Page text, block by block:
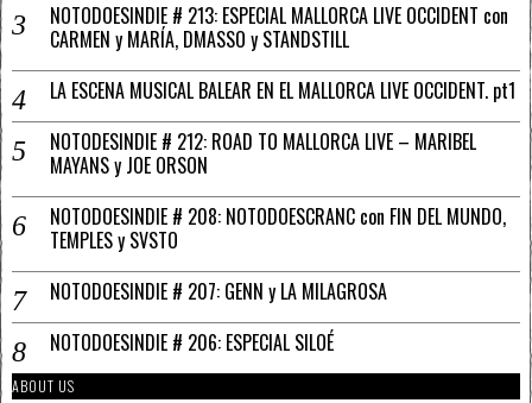
NOTODOESINDIE # 213: ESPECIAL MALLORCA LIVE OCCIDENT con
CARMEN y MARÍA, DMASSO y STANDSTILL
LA ESCENA MUSICAL BALEAR EN EL MALLORCA LIVE OCCIDENT. pt1
NOTODESINDIE # 212: ROAD TO MALLORCA LIVE – MARIBEL
MAYANS y JOE ORSON
NOTODOESINDIE # 208: NOTODOESCRANC con FIN DEL MUNDO,
TEMPLES y SVSTO
NOTODOESINDIE # 207: GENN y LA MILAGROSA
NOTODOESINDIE # 206: ESPECIAL SILOÉ
ABOUT US